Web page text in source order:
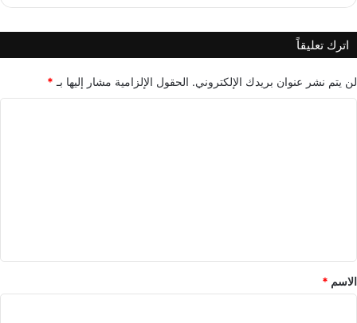
اترك تعليقاً
لن يتم نشر عنوان بريدك الإلكتروني. الحقول الإلزامية مشار إليها بـ *
*
الاسم *